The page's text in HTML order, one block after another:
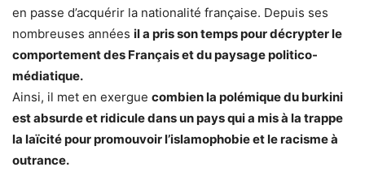
en passe d’acquérir la nationalité française. Depuis ses
nombreuses années il a pris son temps pour décrypter le
comportement des Français et du paysage politico-
médiatique.
Ainsi, il met en exergue combien la polémique du burkini
est absurde et ridicule dans un pays qui a mis à la trappe
la laïcité pour promouvoir l’islamophobie et le racisme à
outrance.